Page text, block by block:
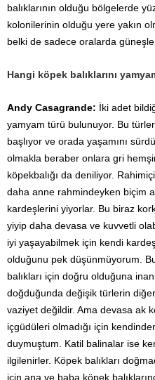
balıklarının olduğu bölgelerde
kolonilerinin olduğu yere yakın
belki de sadece oralarda
Hangi köpek balıklarını
Andy Casagrande: İki adet
yamyam türü bulunuyor. Bu
başlıyor ve orada yaşamını
olmakla beraber onlara gri
köpekbalığı da deniliyor.
daha anne rahmindeyken biçim
kardeşlerini yiyorlar. Bu biraz
yiyip daha devasa ve kuvvetli
iyi yaşayabilmek için kendi
olduğunu pek düşünmüyorum.
balıkları için doğru olduğuna
doğduğunda değişik türlerin
vaziyet değildir. Ama devasa ak
içgüdüleri olmadığı için
duymuştum. Katil balinalar ise
ilgilenirler. Köpek balıkları
için ana ve baba köpek